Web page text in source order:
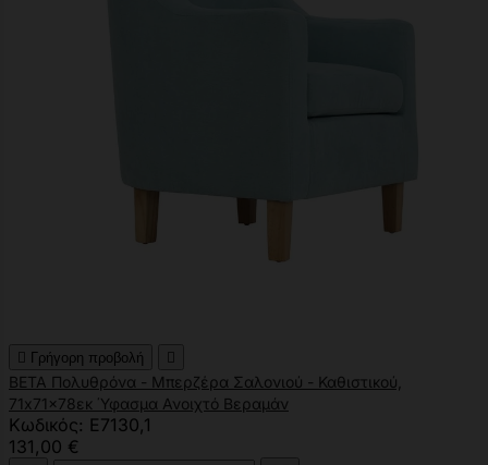
 Γρήγορη προβολή 
BETA Πολυθρόνα - Μπερζέρα Σαλονιού - Καθιστικού,
71x71x78εκ Ύφασμα Ανοιχτό Βεραμάν
Κωδικός: Ε7130,1
131,00 €